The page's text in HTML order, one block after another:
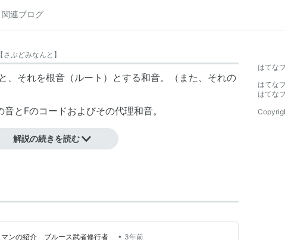
関連ブログ
【さぶどみなんと 】
、それを根音（ルート）とする和音。（また、それの
とFのコードおよびその代理和音。
解説の続きを読む
マンの紹介 ブルース武者修行者 • 3年前
はてな
はてな
はてな